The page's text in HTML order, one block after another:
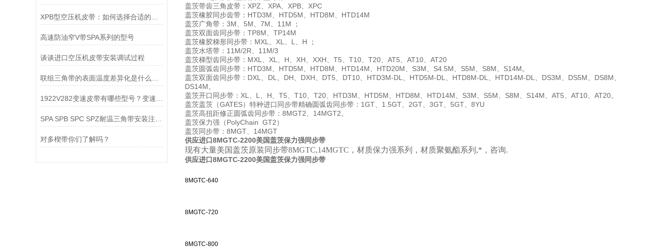
高速防油窄V带SPA系列的型号
谈谈进口空压机皮带安装调试过程
对多楔带你们了解吗？
盖茨带齿三角皮带：XPZ、XPA、XPB、XPC
盖茨橡胶同步齿带：HTD3M、HTD5M、HTD8M、HTD14M
盖茨广角带：3M、5M、7M、11M ；
盖茨双面齿同步带：TP8M、TP14M
盖茨橡胶梯形同步带：MXL、XL、L、H ；
盖茨水塔带：11M/2R、11M/3
盖茨梯型齿同步带：MXL、XL、H、XH、XXH、T5、T10、T20、AT5、AT10、AT20
盖茨圆弧齿同步带：HTD3M、HTD5M、HTD8M、HTD14M、HTD20M、S3M、S4.5M、S5M、S8M、S14M。
盖茨双面齿同步带：DXL、DL、DH、DXH、DT5、DT10、HTD3M-DL、HTD5M-DL、HTD8M-DL、HTD14M-DL、DS3M、DS5M、DS8M、
DS14M。
盖茨开口同步带：XL、L、H、T5、T10、T20、HTD3M、HTD5M、HTD8M、HTD14M、S3M、S5M、S8M、S14M、AT5、AT10、AT20。
盖茨盖茨（GATES）特种进口同步带精确圆弧齿同步带：1GT、1.5GT、2GT、3GT、5GT、8YU
盖茨高扭距修正圆弧齿同步带：8MGT2、14MGT2。
盖茨保力强（PolyChain GT2）
盖茨同步带：8MGT、14MGT
供应进口8MGTC-2200美国盖茨保力强同步带
现有大量美国盖茨原装同步带8MGTC,14MGTC，材质保力强系列， 材质聚氨酯系列 ,*，咨询.
供应进口8MGTC-2200美国盖茨保力强同步带
8MGTC-640
8MGTC-720
8MGTC-800